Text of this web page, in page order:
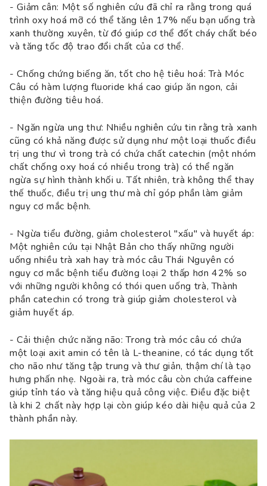
- Giảm cân: Một số nghiên cứu đã chỉ ra rằng trong quá
trình oxy hoá mỡ có thể tăng lên 17% nếu bạn uống trà
xanh thường xuyên, từ đó giúp cơ thể đốt cháy chất béo
và tăng tốc độ trao đổi chất của cơ thể.
- Chống chứng biếng ăn, tốt cho hệ tiêu hoá: Trà Móc
Câu có hàm lượng fluoride khá cao giúp ăn ngon, cải
thiện đường tiêu hoá.
- Ngăn ngừa ung thư: Nhiều nghiên cứu tin rằng trà xanh
cũng có khả năng được sử dụng như một loại thuốc điều
trị ung thư vì trong trà có chứa chất catechin (một nhóm
chất chống oxy hoá có nhiều trong trà) có thể ngăn
ngừa sự hình thành khối u. Tất nhiên, trà không thể thay
thế thuốc, điều trị ung thư mà chỉ góp phần làm giảm
nguy cơ mắc bệnh.
- Ngừa tiểu đường, giảm cholesterol "xấu" và huyết áp:
Một nghiên cứu tại Nhật Bản cho thấy những người
uống nhiều trà xah hay trà móc câu Thái Nguyên có
nguy cơ mắc bệnh tiểu đường loại 2 thấp hơn 42% so
với những người không có thói quen uống trà, Thành
phần catechin có trong trà giúp giảm cholesterol và
giảm huyết áp.
- Cải thiện chức năng não: Trong trà móc câu có chứa
một loại axit amin có tên là L-theanine, có tác dụng tốt
cho não như tăng tập trung và thư giản, thậm chí là tạo
hưng phấn nhẹ. Ngoài ra, trà móc câu còn chứa caffeine
giúp tỉnh táo và tăng hiệu quả công việc. Điều đặc biệt
là khi 2 chất này hợp lại còn giúp kéo dài hiệu quả của 2
thành phần này.